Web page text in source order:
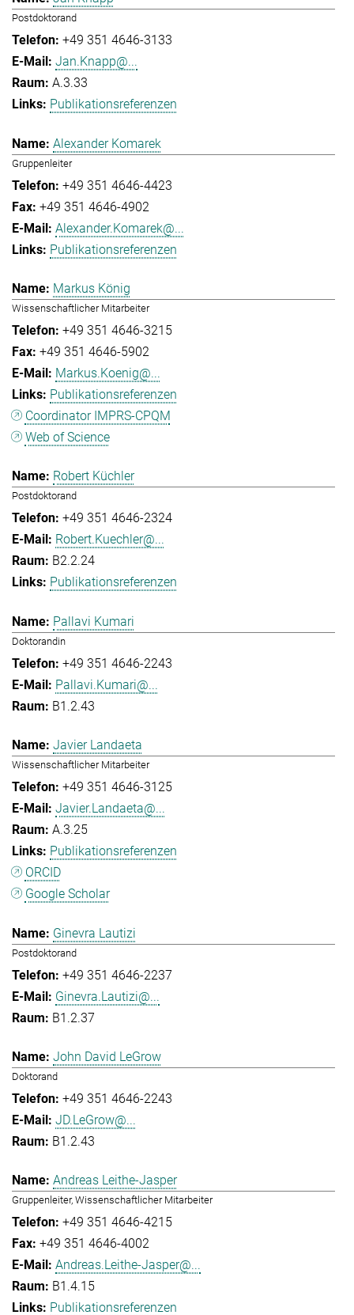
Postdoktorand
+49 351 4646-3133
Jan.Knapp@...
A.3.33
Publikationsreferenzen
Alexander Komarek
Gruppenleiter
+49 351 4646-4423
+49 351 4646-4902
Alexander.Komarek@...
Publikationsreferenzen
Markus König
Wissenschaftlicher Mitarbeiter
+49 351 4646-3215
+49 351 4646-5902
Markus.Koenig@...
Publikationsreferenzen
Coordinator IMPRS-CPQM
Web of Science
Robert Küchler
Postdoktorand
+49 351 4646-2324
Robert.Kuechler@...
B2.2.24
Publikationsreferenzen
Pallavi Kumari
Doktorandin
+49 351 4646-2243
Pallavi.Kumari@...
B1.2.43
Javier Landaeta
Wissenschaftlicher Mitarbeiter
+49 351 4646-3125
Javier.Landaeta@...
A.3.25
Publikationsreferenzen
ORCID
Google Scholar
Ginevra Lautizi
Postdoktorand
+49 351 4646-2237
Ginevra.Lautizi@...
B1.2.37
John David LeGrow
Doktorand
+49 351 4646-2243
JD.LeGrow@...
B1.2.43
Andreas Leithe-Jasper
Gruppenleiter, Wissenschaftlicher Mitarbeiter
+49 351 4646-4215
+49 351 4646-4002
Andreas.Leithe-Jasper@...
B1.4.15
Publikationsreferenzen